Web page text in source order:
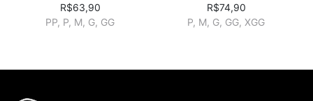
R$63,90
PP, P, M, G, GG
R$74,90
P, M, G, GG, XGG